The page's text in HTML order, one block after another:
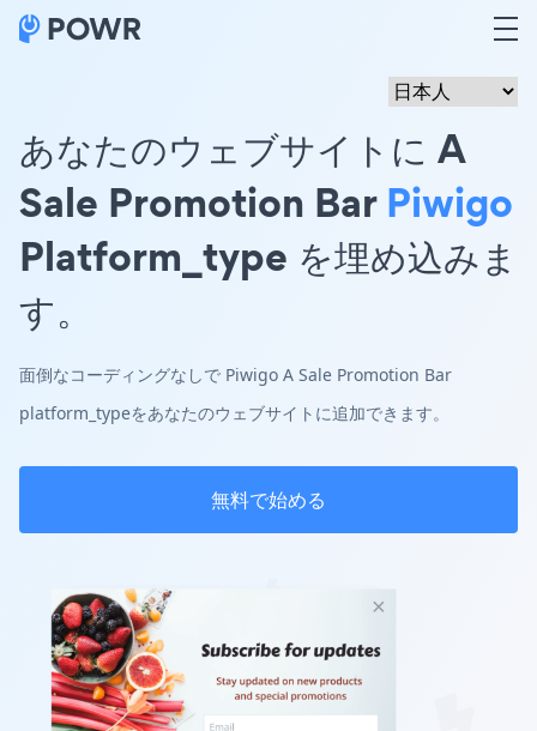
あなたのウェブサイトに A
Sale Promotion BarPiwigo
Platform_type を埋め込みま
す。
面倒なコーディングなしで Piwigo A Sale Promotion Bar
platform_typeをあなたのウェブサイトに追加できます。
無料で始める